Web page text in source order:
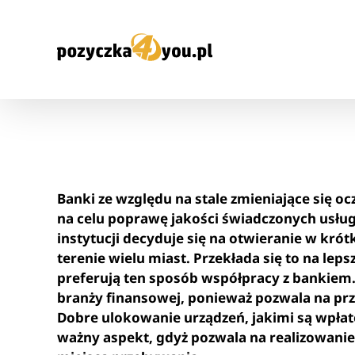
zawartości
Banki ze względu na stale zmieniające się
na celu poprawę jakości świadczonych
instytucji decyduje się na otwieranie w
terenie wielu miast. Przekłada się to na
preferują ten sposób współpracy z
branży finansowej, ponieważ pozwala na
Dobre ulokowanie urządzeń, jakimi są
ważny aspekt, gdyż pozwala na